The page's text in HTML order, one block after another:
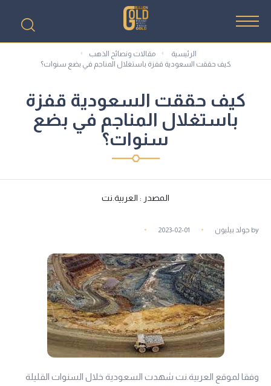
الرئيسية
مقالات ونصائح الذهب
كيف حققت السعودية قفزة باستغلال المناجم في بضع سنوات؟
كيف حققت السعودية قفزة
باستغلال المناجم في بضع
سنوات؟
المصدر : العربية.نت
by جولد بيليون 2023-02-01
وفقا لموقع العربية.نت شهدت السعودية خلال السنوات القليلة